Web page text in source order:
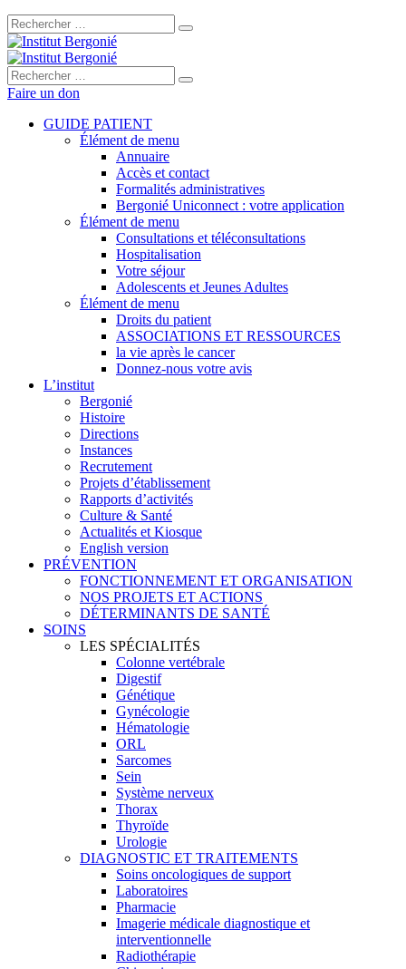
Rechercher :
Rechercher :
Faire un don
GUIDE PATIENT
Élément de menu
Annuaire
Accès et contact
Formalités administratives
Bergonié Uniconnect : votre application
Élément de menu
Consultations et téléconsultations
Hospitalisation
Votre séjour
Adolescents et Jeunes Adultes
Élément de menu
Droits du patient
ASSOCIATIONS ET RESSOURCES
la vie après le cancer
Donnez-nous votre avis
L’institut
Bergonié
Histoire
Directions
Instances
Recrutement
Projets d’établissement
Rapports d’activités
Culture & Santé
Actualités et Kiosque
English version
PRÉVENTION
FONCTIONNEMENT ET ORGANISATION
NOS PROJETS ET ACTIONS
DÉTERMINANTS DE SANTÉ
SOINS
LES SPÉCIALITÉS
Colonne vertébrale
Digestif
Génétique
Gynécologie
Hématologie
ORL
Sarcomes
Sein
Système nerveux
Thorax
Thyroïde
Urologie
DIAGNOSTIC ET TRAITEMENTS
Soins oncologiques de support
Laboratoires
Pharmacie
Imagerie médicale diagnostique et
interventionnelle
Radiothérapie